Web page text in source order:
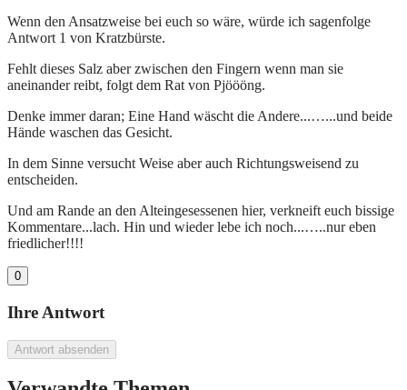
Wenn den Ansatzweise bei euch so wäre, würde ich sagenfolge
Antwort 1 von Kratzbürste.
Fehlt dieses Salz aber zwischen den Fingern wenn man sie
aneinander reibt, folgt dem Rat von Pjöööng.
Denke immer daran; Eine Hand wäscht die Andere...…...und beide
Hände waschen das Gesicht.
In dem Sinne versucht Weise aber auch Richtungsweisend zu
entscheiden.
Und am Rande an den Alteingesessenen hier, verkneift euch bissige
Kommentare...lach. Hin und wieder lebe ich noch...…..nur eben
friedlicher!!!!
0
Ihre Antwort
Antwort absenden